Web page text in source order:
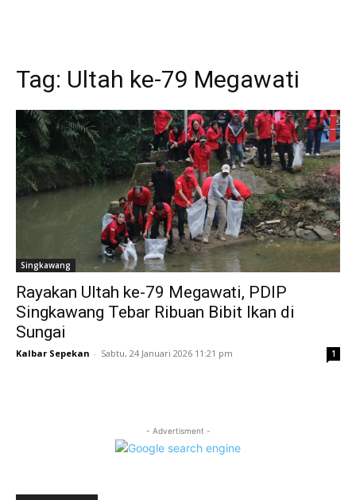
Tag: Ultah ke-79 Megawati
Singkawang
Rayakan Ultah ke-79 Megawati, PDIP
Singkawang Tebar Ribuan Bibit Ikan di
Sungai
Kalbar Sepekan - Sabtu, 24 Januari 2026 11:21 pm 1
- Advertisment -